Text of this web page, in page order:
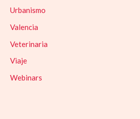
Urbanismo
Valencia
Veterinaria
Viaje
Webinars